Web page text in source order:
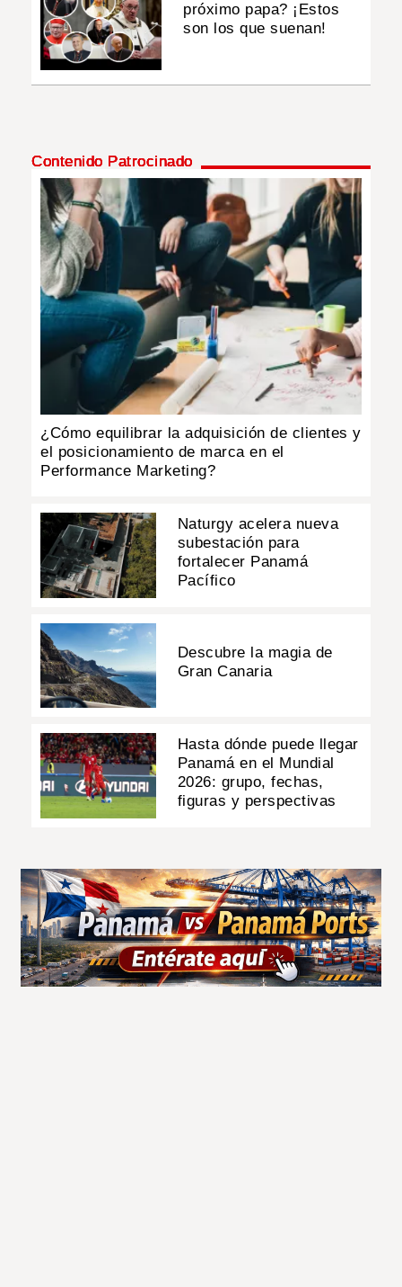
próximo papa? ¡Estos
son los que suenan!
Contenido Patrocinado
¿Cómo equilibrar la adquisición de clientes y
el posicionamiento de marca en el
Performance Marketing?
Naturgy acelera nueva
subestación para
fortalecer Panamá
Pacífico
Descubre la magia de
Gran Canaria
Hasta dónde puede llegar
Panamá en el Mundial
2026: grupo, fechas,
figuras y perspectivas